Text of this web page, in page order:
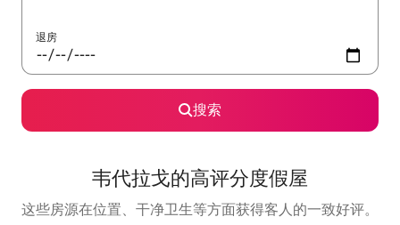
退房
搜索
韦代拉戈的高评分度假屋
这些房源在位置、干净卫生等方面获得客人的一致好评。